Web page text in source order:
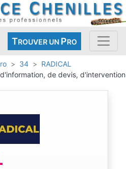
TROUVER UN PRO
34
RADICAL
de devis, d'intervention